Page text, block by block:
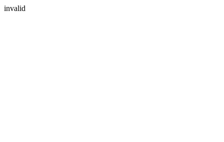
invalid